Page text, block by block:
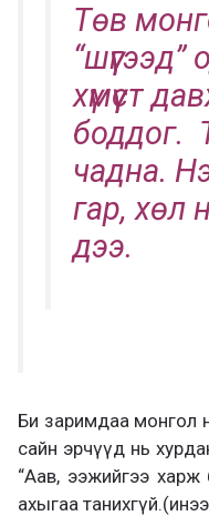
Төв
хүмүүст
боддог.
чадна.
гар, хөл
дээ.
Би заримдаа монгол
сайн эрчүүд нь
“Аав, ээжийгээ
ахыгаа